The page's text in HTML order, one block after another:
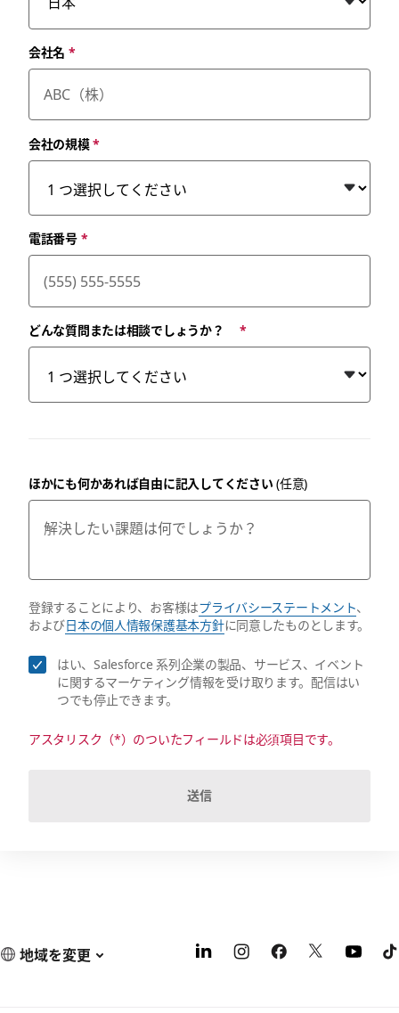
会社名 *
会社の規模*
電話番号*
どんな質問または相談でしょうか？ *
ほかにも何かあれば自由に記入してください (任意)
登録することにより、お客様はプライバシーステートメント、
および日本の個人情報保護基本方針に同意したものとします。
はい、Salesforce 系列企業の製品、サービス、イベント
に関するマーケティング情報を受け取ります。配信はい
つでも停止できます。
アスタリスク（*）のついたフィールドは必須項目です。
送信
地域を変更